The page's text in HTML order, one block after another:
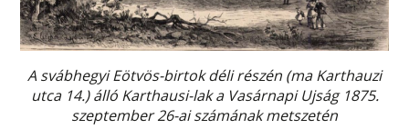
A svábhegyi Eötvös-birtok déli részén (ma Karthauzi
utca 14.) álló Karthausi-lak a Vasárnapi Ujság 1875.
szeptember 26-ai számának metszetén